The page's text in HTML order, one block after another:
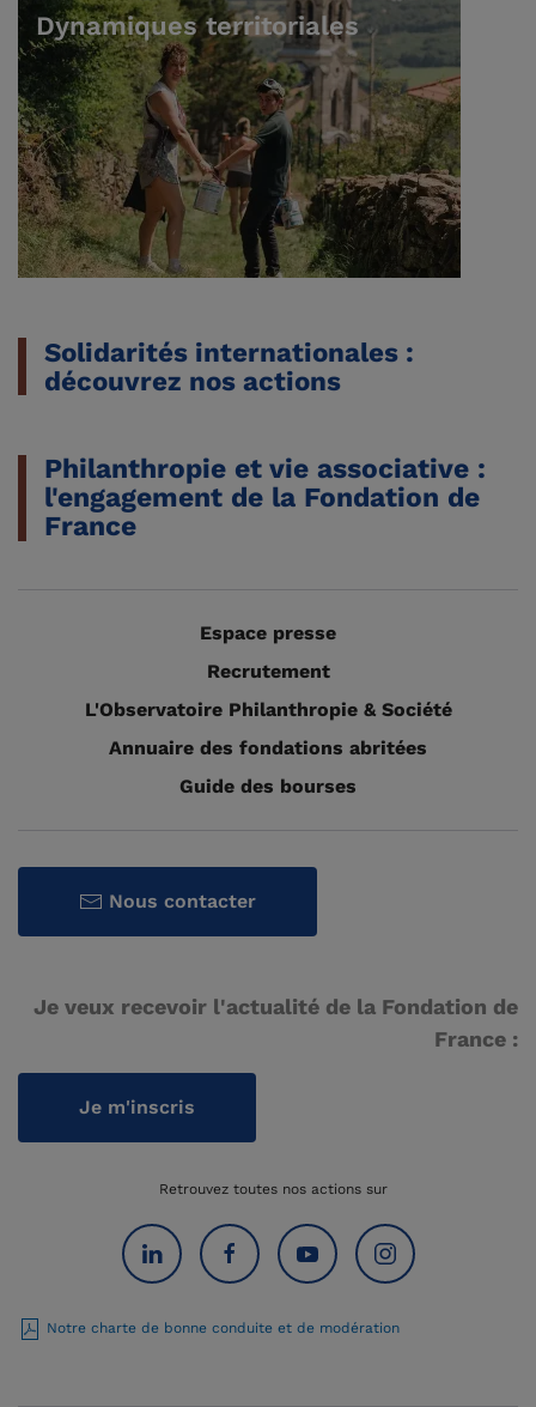
Dynamiques territoriales
Solidarités internationales :
découvrez nos actions
Philanthropie et vie associative :
l'engagement de la Fondation de
France
Espace presse
Recrutement
L'Observatoire Philanthropie & Société
Annuaire des fondations abritées
Guide des bourses
Nous contacter
Je veux recevoir l'actualité de la Fondation de
France :
Je m'inscris
Retrouvez toutes nos actions sur
Notre charte de bonne conduite et de modération